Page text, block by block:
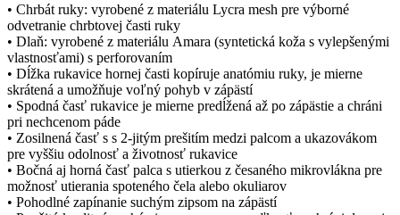
• Chrbát ruky: vyrobené z materiálu Lycra mesh pre výborné
odvetranie chrbtovej časti ruky
• Dlaň: vyrobené z materiálu Amara (syntetická koža s vylepšenými
vlastnosťami) s perforovaním
• Dĺžka rukavice hornej časti kopíruje anatómiu ruky, je mierne
skrátená a umožňuje voľný pohyb v zápästí
• Spodná časť rukavice je mierne predĺžená až po zápästie a chráni
pri nechcenom páde
• Zosilnená časť s s 2-jitým prešitím medzi palcom a ukazovákom
pre vyššiu odolnosť a životnosť rukavice
• Bočná aj horná časť palca s utierkou z česaného mikrovlákna pre
možnosť utierania spoteného čela alebo okuliarov
• Pohodlné zapínanie suchým zipsom na zápästí